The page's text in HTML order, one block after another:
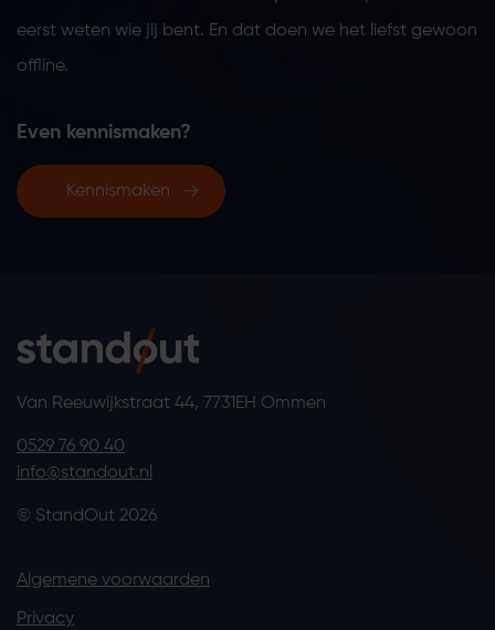
eerst weten wie jij bent. En dat doen we het liefst gewoon
offline.
Even kennismaken?
Kennismaken
Van Reeuwijkstraat 44, 7731EH Ommen
0529 76 90 40
info@standout.nl
© StandOut 2026
Algemene voorwaarden
Privacy